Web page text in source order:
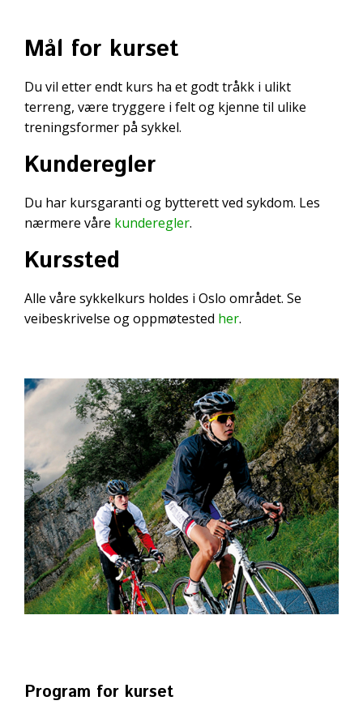
Mål for kurset
Du vil etter endt kurs ha et godt tråkk i ulikt
terreng, være tryggere i felt og kjenne til ulike
treningsformer på sykkel.
Kunderegler
Du har kursgaranti og bytterett ved sykdom. Les
nærmere våre kunderegler.
Kurssted
Alle våre sykkelkurs holdes i Oslo området. Se
veibeskrivelse og oppmøtested her.
Program for kurset